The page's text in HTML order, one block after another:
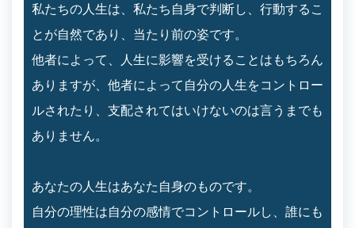
私たちの人生は、私たち自身で判断し、行動するこ
とが自然であり、当たり前の姿です。
他者によって、人生に影響を受けることはもちろん
ありますが、他者によって自分の人生をコントロー
ルされたり、支配されてはいけないのは言うまでも
ありません。
あなたの人生はあなた自身のものです。
自分の理性は自分の感情でコントロールし、誰にも